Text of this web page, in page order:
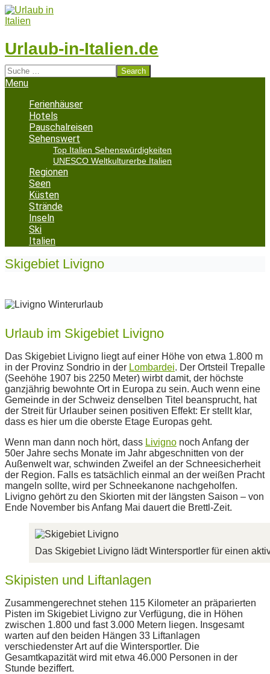
Skip
to
Urlaub-in-Italien.de
Search
Secondary
Menu
Ferienhäuser
Hotels
Pauschalreisen
Sehenswert
Top Italien Sehenswürdigkeiten
UNESCO Weltkulturerbe Italien
Regionen
Seen
Küsten
Strände
Inseln
Ski
Italien
Skigebiet Livigno
Urlaub im Skigebiet Livigno
Das Skigebiet Livigno liegt auf einer Höhe von etwa 1.800 m
in der Provinz Sondrio in der Lombardei. Der Ortsteil Trepalle
(Seehöhe 1907 bis 2250 Meter) wirbt damit, der höchste
ganzjährig bewohnte Ort in Europa zu sein. Auch wenn eine
Gemeinde in der Schweiz denselben Titel beansprucht, hat
der Streit für Urlauber seinen positiven Effekt: Er stellt klar,
dass es hier um die oberste Etage Europas geht.
Wenn man dann noch hört, dass Livigno noch Anfang der
50er Jahre sechs Monate im Jahr abgeschnitten von der
Außenwelt war, schwinden Zweifel an der Schneesicherheit
der Region. Falls es tatsächlich einmal an der weißen Pracht
mangeln sollte, wird per Schneekanone nachgeholfen.
Livigno gehört zu den Skiorten mit der längsten Saison – von
Ende November bis Anfang Mai dauert die Brettl-Zeit.
Das Skigebiet Livigno lädt Wintersportler für einen
Skipisten und Liftanlagen
Zusammengerechnet stehen 115 Kilometer an präparierten
Pisten im Skigebiet Livigno zur Verfügung, die in Höhen
zwischen 1.800 und fast 3.000 Metern liegen. Insgesamt
warten auf den beiden Hängen 33 Liftanlagen
verschiedenster Art auf die Wintersportler. Die
Gesamtkapazität wird mit etwa 46.000 Personen in der
Stunde beziffert.